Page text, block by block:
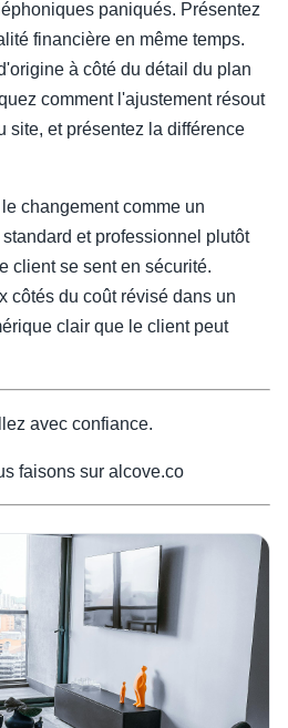
paniqués. Présentez
financière en même temps.
à côté du détail du plan
comment l'ajustement résout
site, et présentez la différence
changement comme un
et professionnel plutôt
client se sent en sécurité.
côtés du coût révisé dans un
clair que le client peut
avec confiance.
faisons sur alcove.co